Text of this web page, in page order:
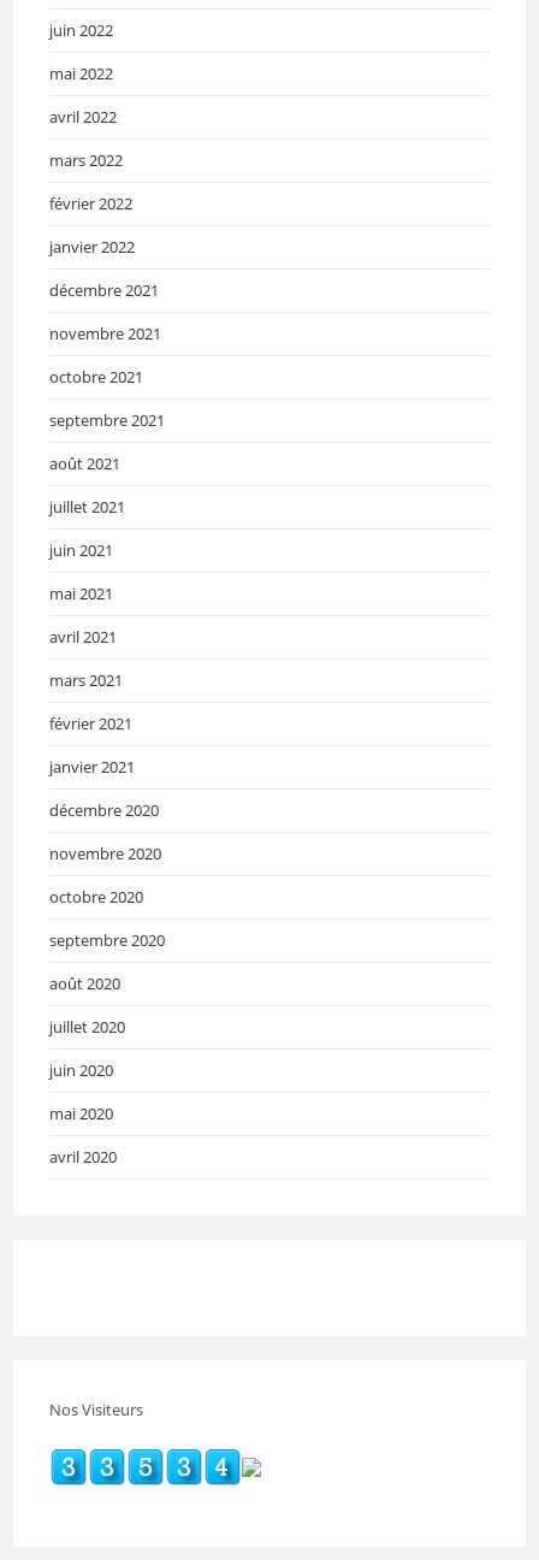
juin 2022
mai 2022
avril 2022
mars 2022
février 2022
janvier 2022
décembre 2021
novembre 2021
octobre 2021
septembre 2021
août 2021
juillet 2021
juin 2021
mai 2021
avril 2021
mars 2021
février 2021
janvier 2021
décembre 2020
novembre 2020
octobre 2020
septembre 2020
août 2020
juillet 2020
juin 2020
mai 2020
avril 2020
Nos Visiteurs